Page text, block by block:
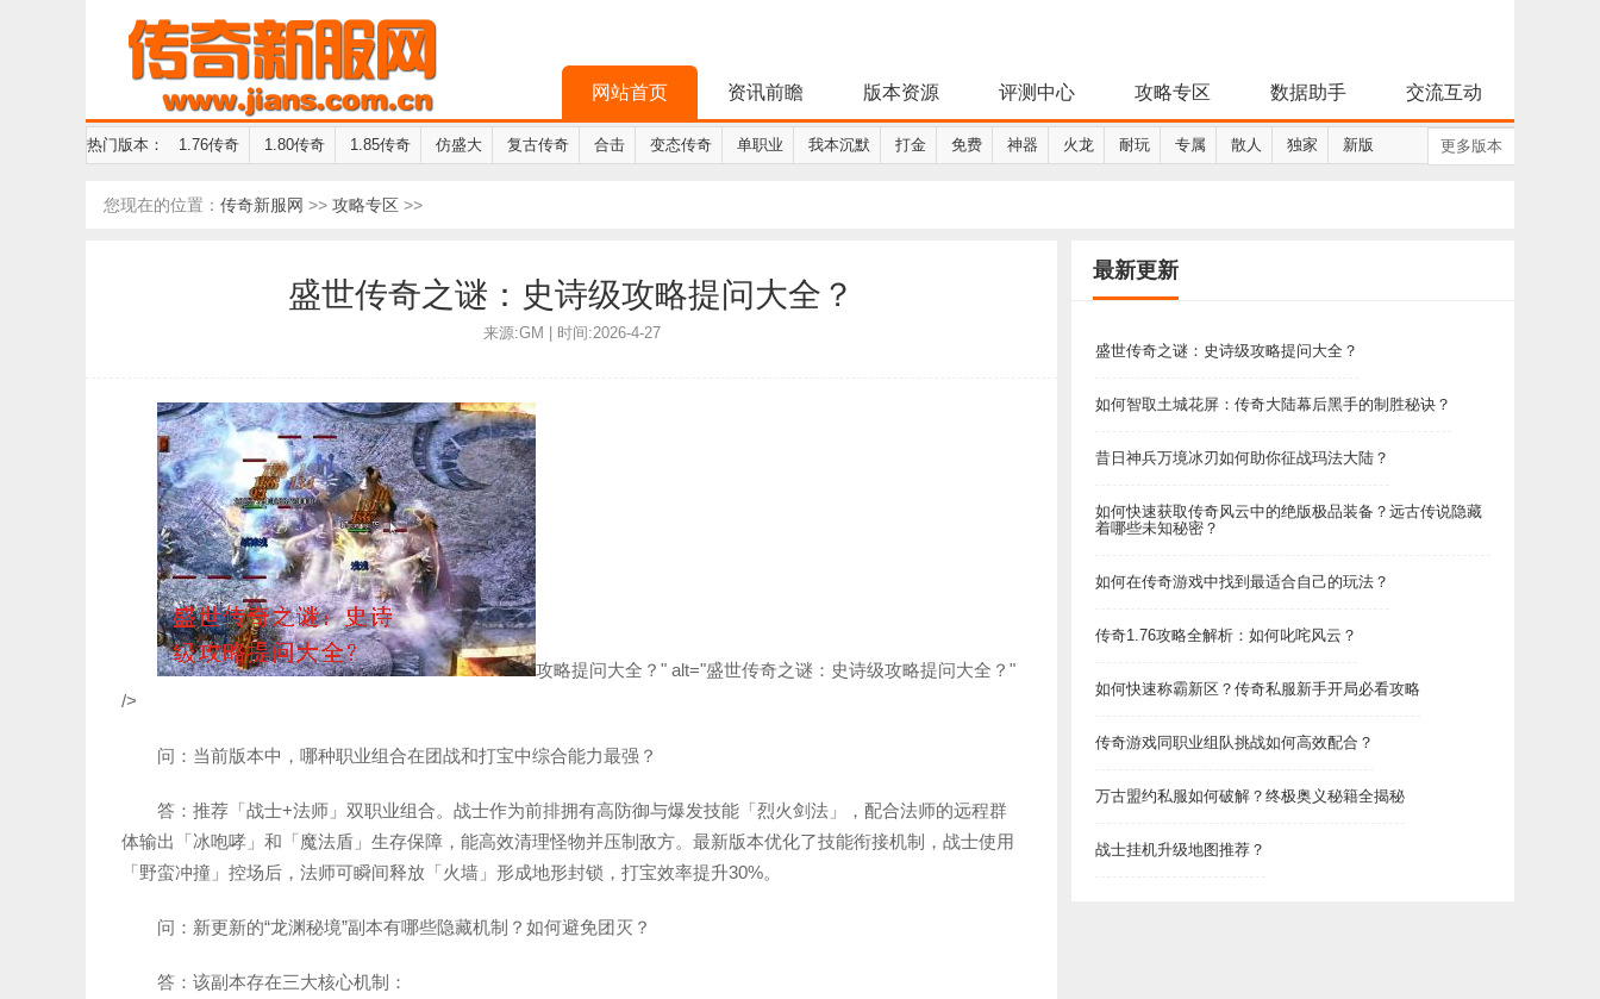
网站首页 资讯前瞻 版本资源 评测中心 攻略专区 数据助手 交流互动
热门版本： 1.76传奇 1.80传奇 1.85传奇 仿盛大 复古传奇 合击 变态传奇 单职业 我本沉默 打金 免费 神器 火龙 耐玩 专属 散人 独家 新版 更多版本
您现在的位置： 传奇新服网 >> 攻略专区 >>
盛世传奇之谜：史诗级攻略提问大全？
来源:GM | 时间:2026-4-27
攻略提问大全？" alt="盛世传奇之谜：史诗级攻略提问大全？"
/>
问：当前版本中，哪种职业组合在团战和打宝中综合能力最强？
答：推荐「战士+法师」双职业组合。战士作为前排拥有高防御与爆发技能「烈火剑法」，配合法师的远程群
体输出「冰咆哮」和「魔法盾」生存保障，能高效清理怪物并压制敌方。最新版本优化了技能衔接机制，战士使用
「野蛮冲撞」控场后，法师可瞬间释放「火墙」形成地形封锁，打宝效率提升30%。
问：新更新的“龙渊秘境”副本有哪些隐藏机制？如何避免团灭？
答：该副本存在三大核心机制：
最新更新
盛世传奇之谜：史诗级攻略提问大全？
如何智取土城花屏：传奇大陆幕后黑手的制胜秘诀？
昔日神兵万境冰刃如何助你征战玛法大陆？
如何快速获取传奇风云中的绝版极品装备？远古传说隐藏
着哪些未知秘密？
如何在传奇游戏中找到最适合自己的玩法？
传奇1.76攻略全解析：如何叱咤风云？
如何快速称霸新区？传奇私服新手开局必看攻略
传奇游戏同职业组队挑战如何高效配合？
万古盟约私服如何破解？终极奥义秘籍全揭秘
战士挂机升级地图推荐？